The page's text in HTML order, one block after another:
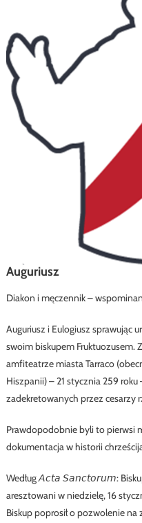
Auguriusz
Diakon i męczennik –
Auguriusz i Eulogiusz sprawując
swoim biskupem Fruktuozusem.
amfiteatrze miasta Tarraco
Hiszpanii) – 21 stycznia 259
zadekretowanych przez cesarzy
Prawdopodobnie byli to pierwsi
dokumentacja w historii
Według 𝘈𝘤𝘵𝘢 𝘚𝘢𝘯𝘤𝘵𝘰𝘳𝘶𝘮:
aresztowani w niedzielę, 16
Biskup poprosił o pozwolenie na